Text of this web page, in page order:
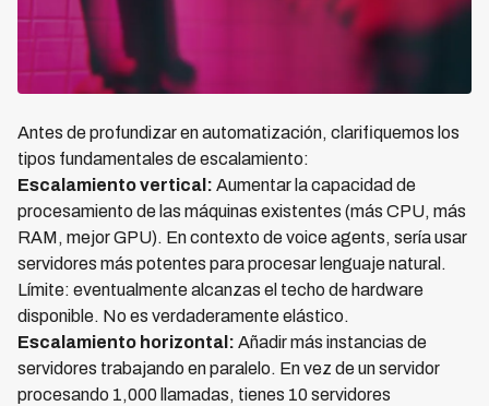
Antes de profundizar en automatización, clarifiquemos los
tipos fundamentales de escalamiento:
Escalamiento vertical: Aumentar la capacidad de
procesamiento de las máquinas existentes (más CPU, más
RAM, mejor GPU). En contexto de voice agents, sería usar
servidores más potentes para procesar lenguaje natural.
Límite: eventualmente alcanzas el techo de hardware
disponible. No es verdaderamente elástico.
Escalamiento horizontal: Añadir más instancias de
servidores trabajando en paralelo. En vez de un servidor
procesando 1,000 llamadas, tienes 10 servidores